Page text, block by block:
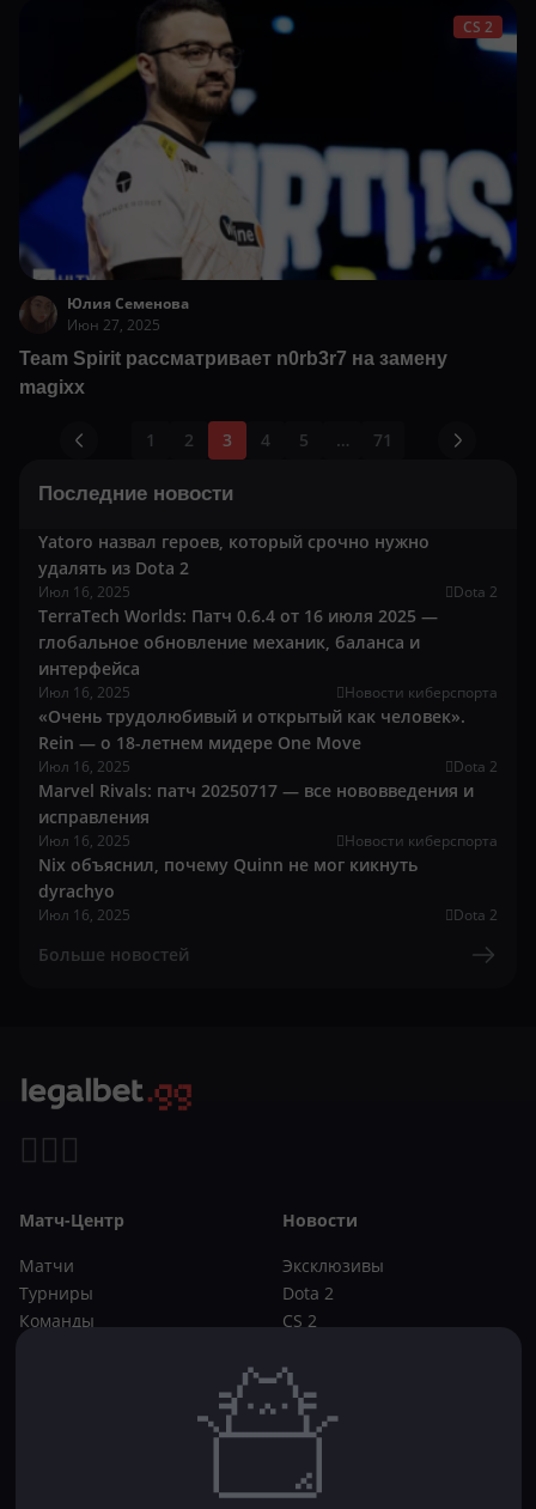
CS 2
Юлия Семенова
Июн 27, 2025
Team Spirit рассматривает n0rb3r7 на замену
magixx
1 2 3 4 5 … 71
Последние новости
Yatoro назвал героев, который срочно нужно
удалять из Dota 2
Июл 16, 2025 Dota 2
TerraTech Worlds: Патч 0.6.4 от 16 июля 2025 —
глобальное обновление механик, баланса и
интерфейса
Июл 16, 2025 Новости киберспорта
«Очень трудолюбивый и открытый как человек».
Rein — о 18-летнем мидере One Move
Июл 16, 2025 Dota 2
Marvel Rivals: патч 20250717 — все нововведения и
исправления
Июл 16, 2025 Новости киберспорта
Nix объяснил, почему Quinn не мог кикнуть
dyrachyo
Июл 16, 2025 Dota 2
Больше новостей
Матч-Центр
Матчи
Турниры
Команды
Новости
Эксклюзивы
Dota 2
CS 2
Букмекеры
CS 2